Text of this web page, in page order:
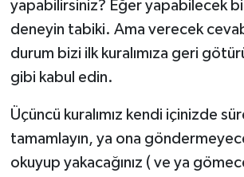
yapabilirsiniz? Eğer yapabilecek
deneyin tabiki. Ama verecek
durum bizi ilk kuralımıza geri
gibi kabul edin.
Üçüncü kuralımız kendi içinizde
tamamlayın, ya ona
okuyup yakacağınız ( ve ya